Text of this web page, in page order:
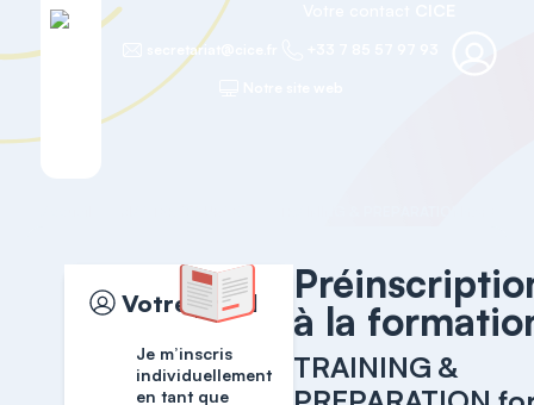
secretariat@cice.fr
Votre profil
Je m’inscris
individuellement
en tant que
à la
TRAINING &